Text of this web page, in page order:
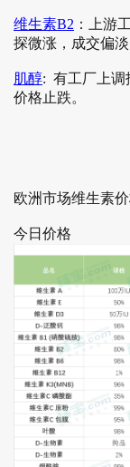
维生素B2 ：上游
探微涨，成交偏淡
肌醇: 有工厂上调
价格止跌。
欧洲市场维生素
今日价格